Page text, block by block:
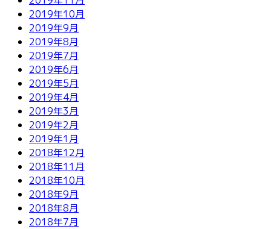
2019年10月
2019年9月
2019年8月
2019年7月
2019年6月
2019年5月
2019年4月
2019年3月
2019年2月
2019年1月
2018年12月
2018年11月
2018年10月
2018年9月
2018年8月
2018年7月